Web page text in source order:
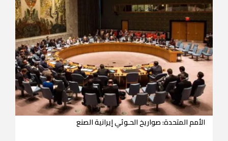
الأمم المتحدة: صواريخ الحـوثي إيرانية الصنع